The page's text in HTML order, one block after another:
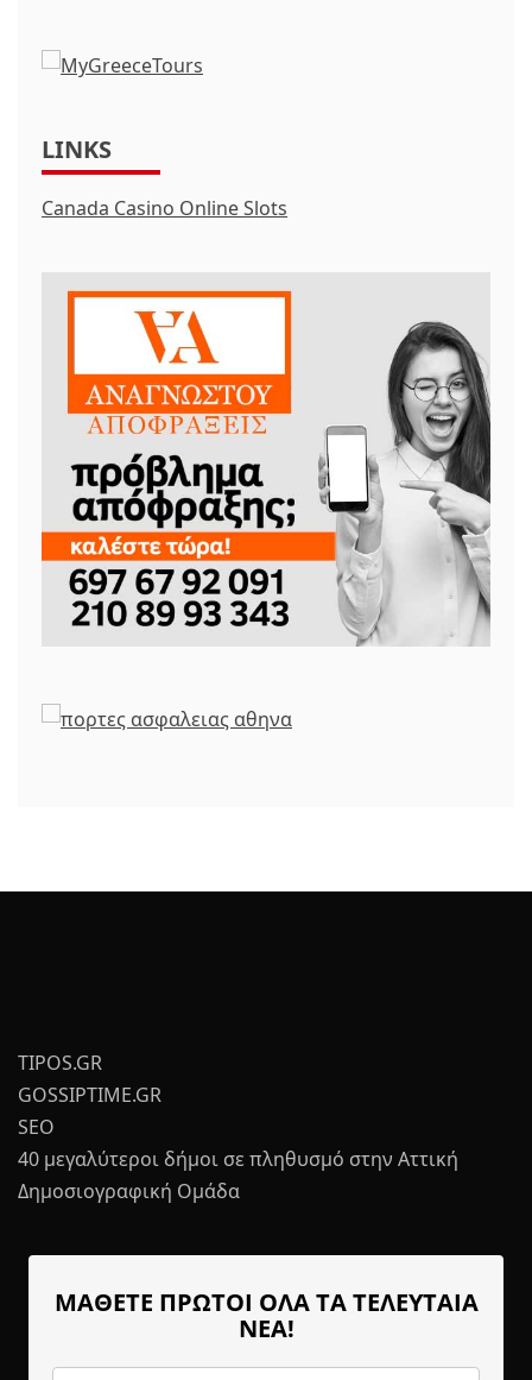
LINKS
Canada Casino Online Slots
TIPOS.GR
GOSSIPTIME.GR
SEO
40 μεγαλύτεροι δήμοι σε πληθυσμό στην Αττική
Δημοσιογραφική Ομάδα
ΜΑΘΕΤΕ ΠΡΩΤΟΙ ΟΛΑ ΤΑ ΤΕΛΕΥΤΑΙΑ
ΝΕΑ!